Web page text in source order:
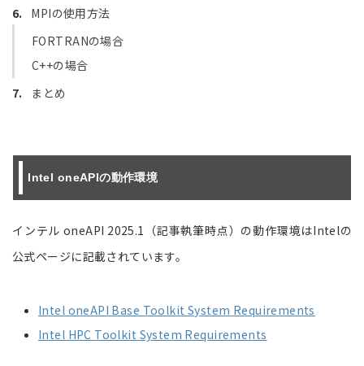
MPIの使用方法
FORTRANの場合
C++の場合
まとめ
Intel oneAPIの動作環境
インテル oneAPI 2025.1（記事執筆時点）の動作環境はIntelの
公式ページに記載されています。
Intel oneAPI Base Toolkit System Requirements
Intel HPC Toolkit System Requirements